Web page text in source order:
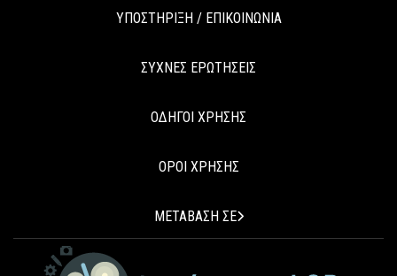
ΥΠΟΣΤΗΡΙΞΗ / ΕΠΙΚΟΙΝΩΝΙΑ
ΣΥΧΝΕΣ ΕΡΩΤΗΣΕΙΣ
ΟΔΗΓΟΙ ΧΡΗΣΗΣ
ΟΡΟΙ ΧΡΗΣΗΣ
ΜΕΤΑΒΑΣΗ ΣΕ